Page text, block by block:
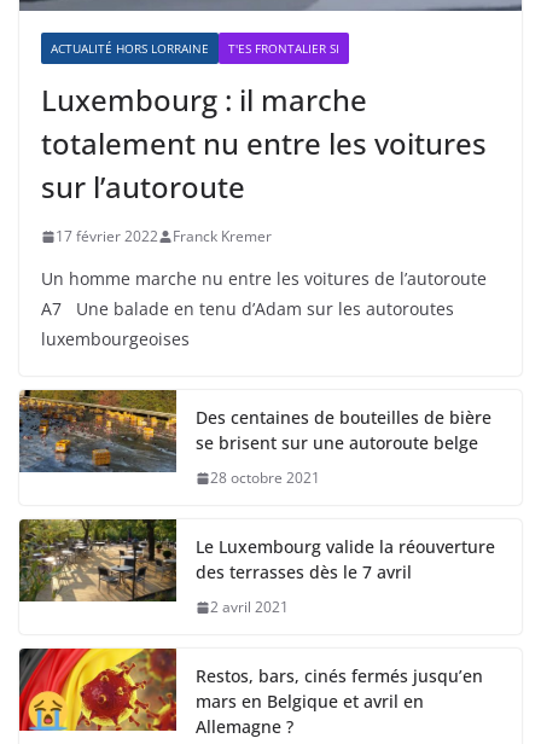
ACTUALITÉ HORS LORRAINE T'ES FRONTALIER SI
Luxembourg : il marche
totalement nu entre les voitures
sur l’autoroute
17 février 2022 Franck Kremer
Un homme marche nu entre les voitures de l’autoroute
A7 Une balade en tenu d’Adam sur les autoroutes
luxembourgeoises
Des centaines de bouteilles de bière
se brisent sur une autoroute belge
28 octobre 2021
Le Luxembourg valide la réouverture
des terrasses dès le 7 avril
2 avril 2021
Restos, bars, cinés fermés jusqu’en
mars en Belgique et avril en
Allemagne ?